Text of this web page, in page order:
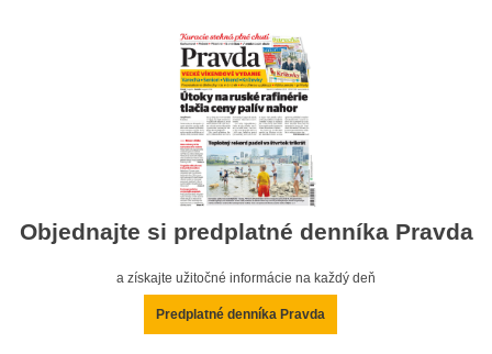
Objednajte si predplatné denníka Pravda
a získajte užitočné informácie na každý deň
Predplatné denníka Pravda